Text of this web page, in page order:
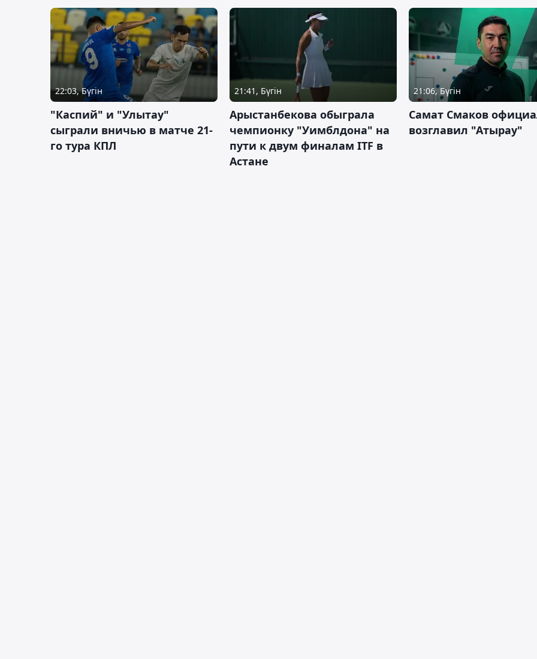
22:03, Бүгін
"Каспий" и "Улытау"
сыграли вничью в матче 21-
го тура КПЛ
21:41, Бүгін
Арыстанбекова обыграла
чемпионку "Уимблдона" на
пути к двум финалам ITF в
Астане
21:06, Бүгін
Самат Смаков
возглавил "Атырау"